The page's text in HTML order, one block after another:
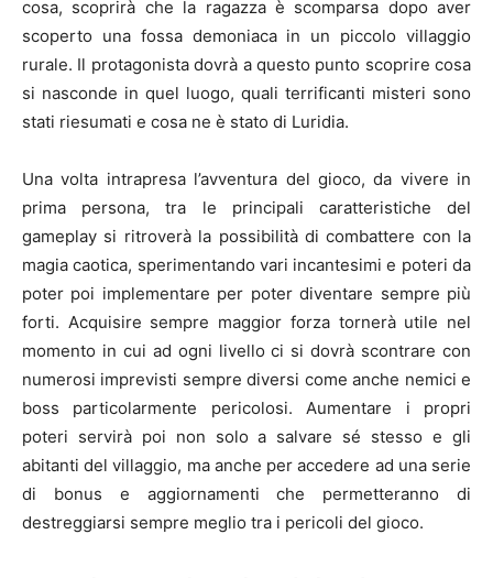
cosa, scoprirà che la ragazza è scomparsa dopo aver
scoperto una fossa demoniaca in un piccolo villaggio
rurale. Il protagonista dovrà a questo punto scoprire cosa
si nasconde in quel luogo, quali terrificanti misteri sono
stati riesumati e cosa ne è stato di Luridia.
Una volta intrapresa l’avventura del gioco, da vivere in
prima persona, tra le principali caratteristiche del
gameplay si ritroverà la possibilità di combattere con la
magia caotica, sperimentando vari incantesimi e poteri da
poter poi implementare per poter diventare sempre più
forti. Acquisire sempre maggior forza tornerà utile nel
momento in cui ad ogni livello ci si dovrà scontrare con
numerosi imprevisti sempre diversi come anche nemici e
boss particolarmente pericolosi. Aumentare i propri
poteri servirà poi non solo a salvare sé stesso e gli
abitanti del villaggio, ma anche per accedere ad una serie
di bonus e aggiornamenti che permetteranno di
destreggiarsi sempre meglio tra i pericoli del gioco.